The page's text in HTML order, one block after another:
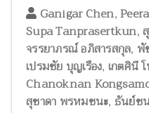
Ganigar Chen,
Supa Tanprasertkun,
จรรยาภรณ์ อภิสารสกุล, พั
เปรมชัย บุญเรือง, เกตศินี
Chanoknan
สุชาดา พรหมชนะ, ธันย์ช